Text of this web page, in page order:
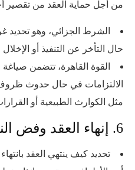
من أجل حماية العقد من تقصير
الشرط الجزائي، وهو تحديد
حال التأخر عن التنفيذ أو الإخلال
القوة القاهرة، تتضمن
الالتزامات في حال حدوث ظروف
مثل الكوارث الطبيعية أو
6. إنهاء العقد وفض النزاعات
تحديد كيف ينتهي العقد